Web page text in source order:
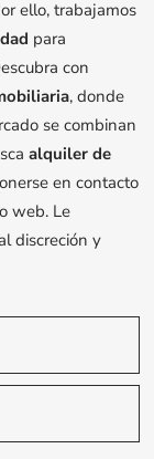
ello, trabajamos
para
con
, donde
se combinan
alquiler de
en contacto
web. Le
discreción y